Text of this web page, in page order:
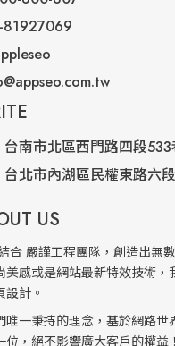
81927069
台南市北區西門路四段
台北市內湖區民權東路六
US
合 嚴謹工程團隊，創造出無
美感或是網站最新特效技術，
計。
唯一秉持的理念，基於網路世
，絕不影響廣大客戶的權益！